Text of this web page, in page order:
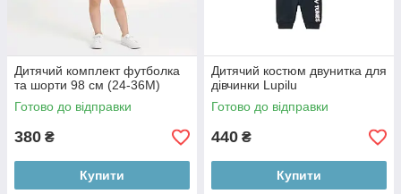
Дитячий комплект футболка
та шорти 98 см (24-36М)
Готово до відправки
380 ₴
Купити
Дитячий костюм двунитка для
дівчинки Lupilu
Готово до відправки
440 ₴
Купити